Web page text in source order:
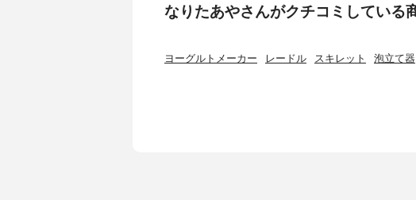
なりたあやさんがクチコミしている
ヨーグルトメーカー レードル スキレット 泡立て器